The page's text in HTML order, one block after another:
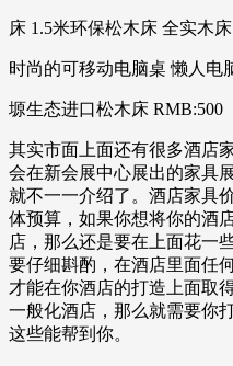
床 1.5米环保松木床 全实木
时尚的可移动电脑桌 懒人电
塬生态进口松木床 RMB:500
其实市面上面还有很多酒店
会在新会展中心展出的家具
就不一一介绍了。酒店家具
体预算，如果你想将你的酒
店，那么还是要在上面花一
要仔细斟酌，在酒店里面任
才能在你酒店的打造上面取
一般化酒店，那么就需要你
这些能帮到你。